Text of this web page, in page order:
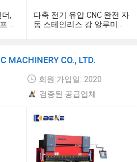
,
굽
다축 전기 유압 CNC 완전 자
동 스테인리스 강 알루미늄
기계
MACHINERY CO., LTD.
회원 가입일: 2020
검증된 공급업체